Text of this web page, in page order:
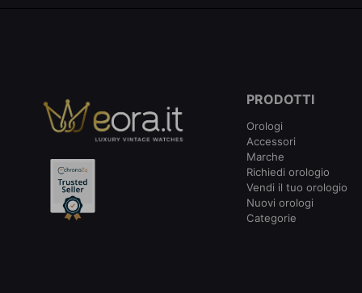
PRODOTTI
Orologi
Accessori
Marche
Richiedi orologio
Vendi il tuo orologio
Nuovi orologi
Categorie